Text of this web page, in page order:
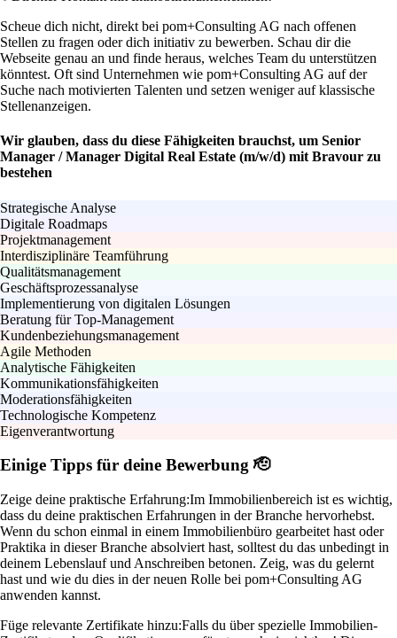
Scheue dich nicht, direkt bei pom+Consulting AG nach offenen
Stellen zu fragen oder dich initiativ zu bewerben. Schau dir die
Webseite genau an und finde heraus, welches Team du unterstützen
könntest. Oft sind Unternehmen wie pom+Consulting AG auf der
Suche nach motivierten Talenten und setzen weniger auf klassische
Stellenanzeigen.
Wir glauben, dass du diese Fähigkeiten brauchst, um Senior
Manager / Manager Digital Real Estate (m/w/d) mit Bravour zu
bestehen
Strategische Analyse
Digitale Roadmaps
Projektmanagement
Interdisziplinäre Teamführung
Qualitätsmanagement
Geschäftsprozessanalyse
Implementierung von digitalen Lösungen
Beratung für Top-Management
Kundenbeziehungsmanagement
Agile Methoden
Analytische Fähigkeiten
Kommunikationsfähigkeiten
Moderationsfähigkeiten
Technologische Kompetenz
Eigenverantwortung
Einige Tipps für deine Bewerbung 🫡
Zeige deine praktische Erfahrung:Im Immobilienbereich ist es wichtig,
dass du deine praktischen Erfahrungen in der Branche hervorhebst.
Wenn du schon einmal in einem Immobilienbüro gearbeitet hast oder
Praktika in dieser Branche absolviert hast, solltest du das unbedingt in
deinem Lebenslauf und Anschreiben betonen. Zeig, was du gelernt
hast und wie du dies in der neuen Rolle bei pom+Consulting AG
anwenden kannst.
Füge relevante Zertifikate hinzu:Falls du über spezielle Immobilien-